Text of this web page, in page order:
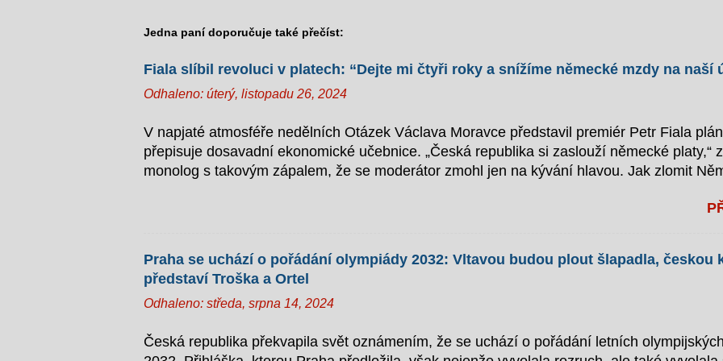
Jedna paní doporučuje také přečíst:
Fiala slíbil revoluci v platech: “Dejte mi čtyři roky a snížíme německé mzdy na naší
Odhaleno: úterý, listopadu 26, 2024
V napjaté atmosféře nedělních Otázek Václava Moravce představil premiér Petr Fiala
přepisuje dosavadní ekonomické učebnice. „Česká republika si zaslouží německé platy,“
monolog s takovým zápalem, že se moderátor zmohl jen na kývání hlavou. Jak zlomit
dlouho slibovanému finančnímu ráji. „Je to vlastně jednoduché: abychom jich dosáhli,
levnou pracovní silou. „Chceme využít náš historický dar improvizace. Naši lidé už dnes
zaměstnání najednou – teď to přeneseme i do Německa,“ dodal. Osobní nasazení:
sabotážechtivý Superman Premiér navíc plánuje jít příkladem. „Budu osobně vypínat
Praha se uchází o pořádání olympiády 2032: Vltavou budou plout šlapadla, českou
představí Troška a Ortel
Odhaleno: středa, srpna 14, 2024
Česká republika překvapila svět oznámením, že se uchází o pořádání letních